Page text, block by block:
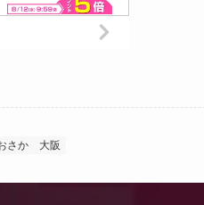
さか 大阪